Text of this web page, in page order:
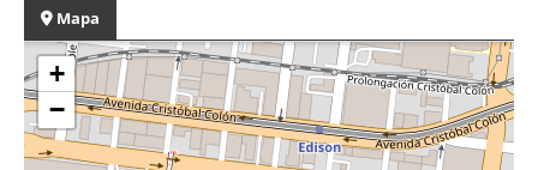
Mapa
+
−